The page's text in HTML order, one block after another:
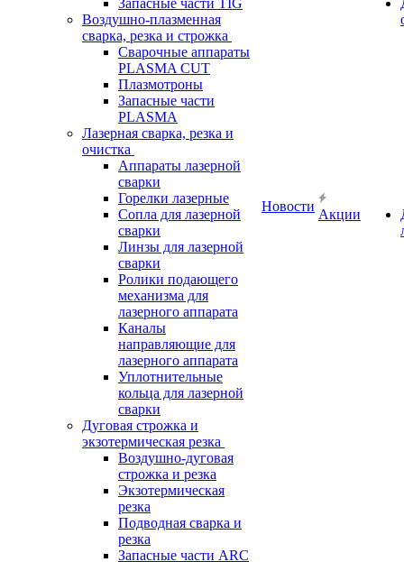
Запасные части TIG
Воздушно-плазменная
сварка, резка и строжка
Сварочные аппараты
PLASMA CUT
Плазмотроны
Запасные части
PLASMA
Лазерная сварка, резка и
очистка
Аппараты лазерной
сварки
Горелки лазерные
Сопла для лазерной
сварки
Линзы для лазерной
сварки
Ролики подающего
механизма для
лазерного аппарата
Каналы
направляющие для
лазерного аппарата
Уплотнительные
кольца для лазерной
сварки
Дуговая строжка и
экзотермическая резка
Воздушно-дуговая
строжка и резка
Экзотермическая
резка
Подводная сварка и
резка
Запасные части ARC
Новости
Акции